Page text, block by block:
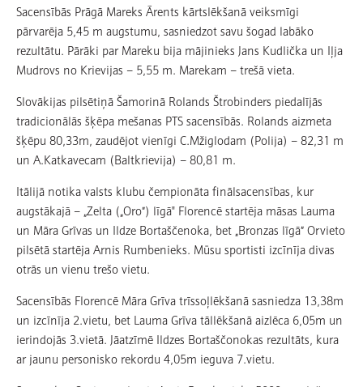
Sacensībās Prāgā Mareks Ārents kārtslēkšanā veiksmīgi
pārvarēja 5,45 m augstumu, sasniedzot savu šogad labāko
rezultātu. Pārāki par Mareku bija mājinieks Jans Kudlička un Iļja
Mudrovs no Krievijas – 5,55 m. Marekam – trešā vieta.
Slovākijas pilsētiņā Šamorinā Rolands Štrobinders piedalījās
tradicionālās šķēpa mešanas PTS sacensībās. Rolands aizmeta
šķēpu 80,33m, zaudējot vienīgi C.Mžiglodam (Polija) – 82,31 m
un A.Katkavecam (Baltkrievija) – 80,81 m.
Itālijā notika valsts klubu čempionāta finālsacensības, kur
augstākajā – „Zelta („Oro”) līgā" Florencē startēja māsas Lauma
un Māra Grīvas un Ildze Bortaščenoka, bet „Bronzas līgā” Orvieto
pilsētā startēja Arnis Rumbenieks. Mūsu sportisti izcīnīja divas
otrās un vienu trešo vietu.
Sacensībās Florencē Māra Grīva trīssoļlēkšanā sasniedza 13,38m
un izcīnīja 2.vietu, bet Lauma Grīva tāllēkšanā aizlēca 6,05m un
ierindojās 3.vietā. Jāatzīmē Ildzes Bortaščonokas rezultāts, kura
ar jaunu personisko rekordu 4,05m ieguva 7.vietu.